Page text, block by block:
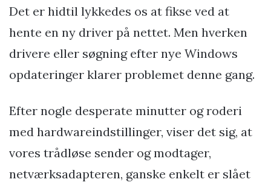
Det er hidtil lykkedes os at fikse ved at
hente en ny driver på nettet. Men hverken
drivere eller søgning efter nye Windows
opdateringer klarer problemet denne gang.
Efter nogle desperate minutter og roderi
med hardwareindstillinger, viser det sig, at
vores trådløse sender og modtager,
netværksadapteren, ganske enkelt er slået